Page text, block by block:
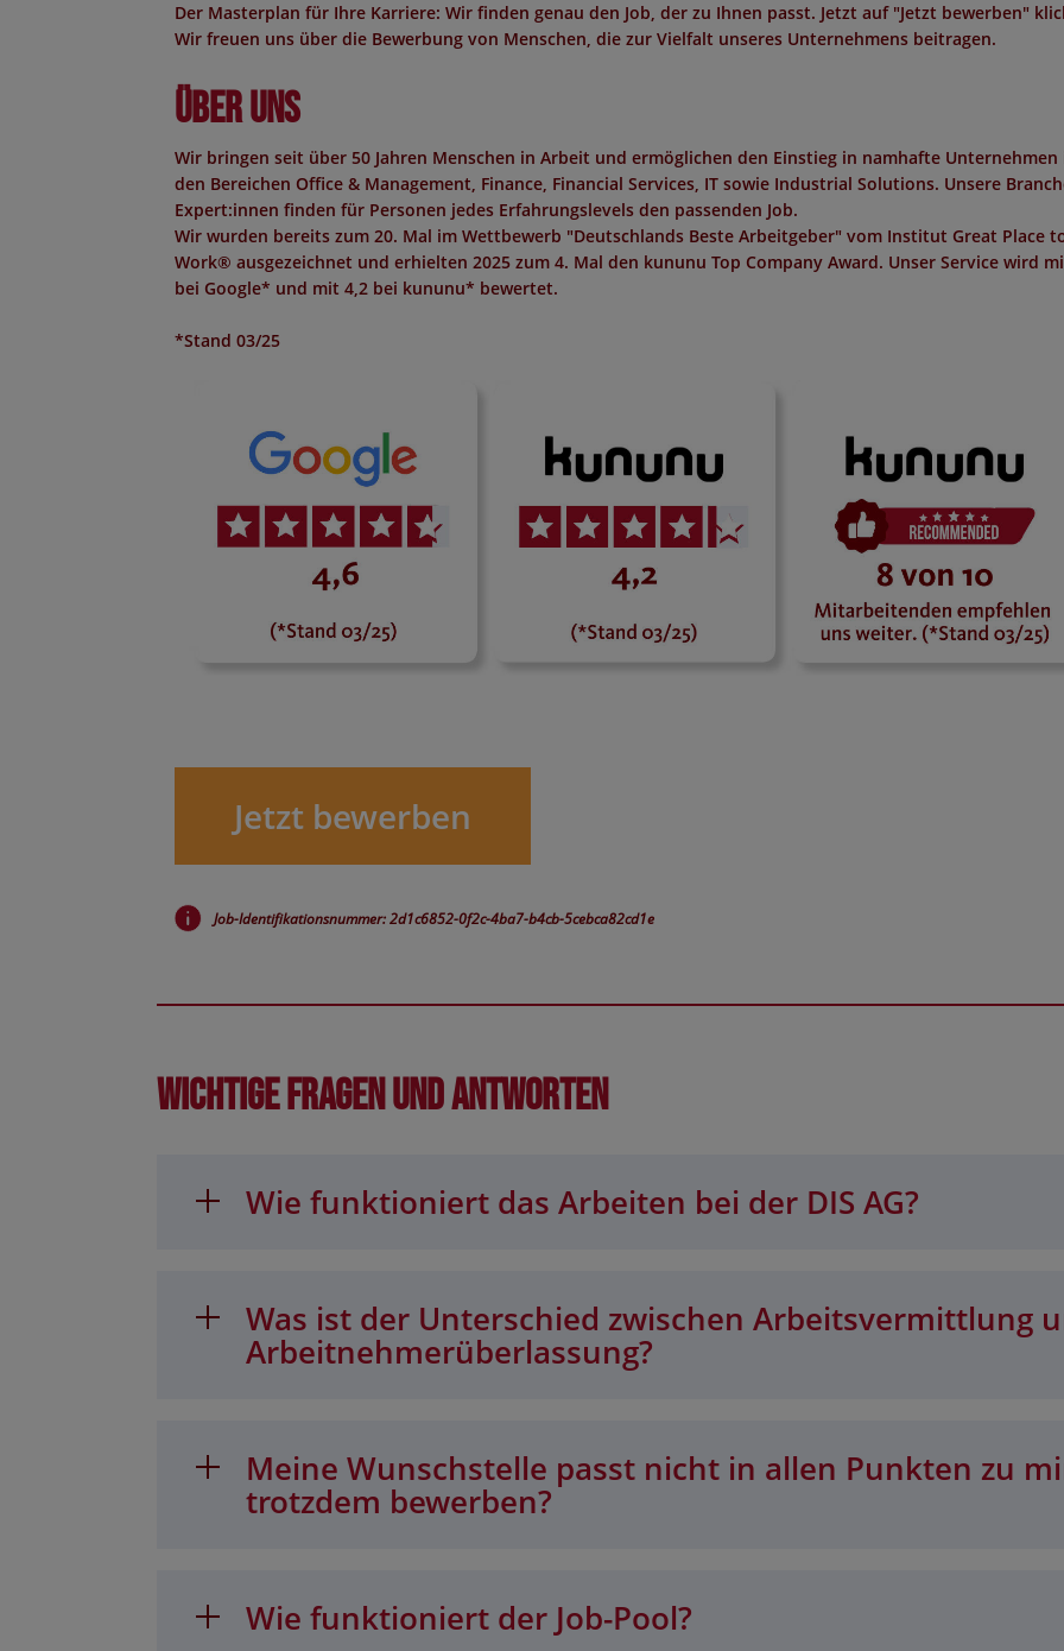
Der Masterplan für Ihre Karriere: Wir finden genau den Job, der zu Ihnen passt. Jetzt auf "Jetzt bewerben"
Wir freuen uns über die Bewerbung von Menschen, die zur Vielfalt unseres Unternehmens beitragen.
Über uns
Wir bringen seit über 50 Jahren Menschen in Arbeit und ermöglichen den Einstieg in namhafte Unternehmen
den Bereichen Office & Management, Finance, Financial Services, IT sowie Industrial Solutions. Unsere
Expert:innen finden für Personen jedes Erfahrungslevels den passenden Job.
Wir wurden bereits zum 20. Mal im Wettbewerb "Deutschlands Beste Arbeitgeber" vom Institut Great Place
Work® ausgezeichnet und erhielten 2025 zum 4. Mal den kununu Top Company Award. Unser Service wird
bei Google* und mit 4,2 bei kununu* bewertet.
*Stand 03/25
Jetzt bewerben
Job-Identifikationsnummer: 2d1c6852-0f2c-4ba7-b4cb-5cebca82cd1e
Wichtige Fragen und Antworten
Wie funktioniert das Arbeiten bei der DIS AG?
Was ist der Unterschied zwischen Arbeitsvermittlung
Arbeitnehmerüberlassung?
Meine Wunschstelle passt nicht in allen Punkten zu
trotzdem bewerben?
Wie funktioniert der Job-Pool?